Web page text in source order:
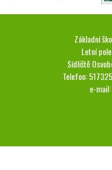
Základní
Letní
Sídliště
Telefon:
e-mail: